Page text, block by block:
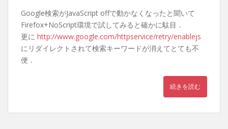
Google検索がJavaScript offで動かなくなったと聞いて
Firefox+NoScript環境で試してみると確かに駄目．
更に http://www.google.com/httpservice/retry/enablejs
にリダイレクトされて検索キーワードが消えてとても不
便．
続きを読む